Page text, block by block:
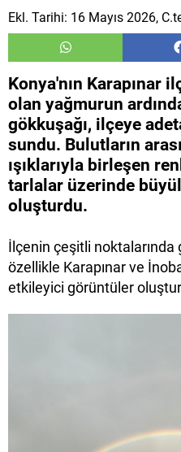
Ekl. Tarihi: 16 Mayıs 2026,
Konya'nın Karapınar
olan yağmurun
gökkuşağı, ilçeye
sundu. Bulutların
ışıklarıyla birleşen
tarlalar üzerinde
oluşturdu.
İlçenin çeşitli noktalarında
özellikle Karapınarve
etkileyici görüntüler